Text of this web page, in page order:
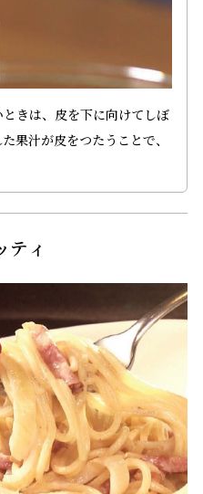
きは、皮を下に向けてしぼ
果汁が皮をつたうことで、
ティ